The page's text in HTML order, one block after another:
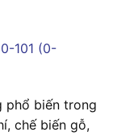
phổ biến trong
chế biến gỗ,